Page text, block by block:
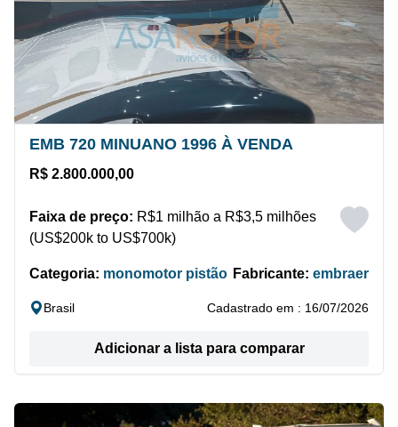
EMB 720 MINUANO 1996 À VENDA
R$ 2.800.000,00
Faixa de preço: R$1 milhão a R$3,5 milhões
(US$200k to US$700k)
Categoria: monomotor pistão Fabricante: embraer
Brasil Cadastrado em : 16/07/2026
Adicionar a lista para comparar